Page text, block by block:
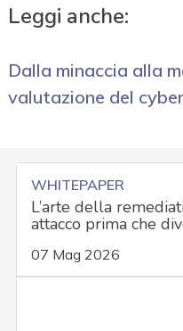
Leggi anche:
Dalla minaccia alla
valutazione del
WHITEPAPER
L’arte della
attacco prima che
07 Mag 2026